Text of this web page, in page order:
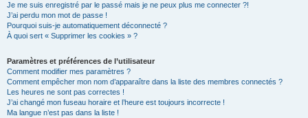
Je me suis enregistré par le passé mais je ne peux plus me connecter ?!
J’ai perdu mon mot de passe !
Pourquoi suis-je automatiquement déconnecté ?
À quoi sert « Supprimer les cookies » ?
Paramètres et préférences de l’utilisateur
Comment modifier mes paramètres ?
Comment empêcher mon nom d’apparaître dans la liste des membres connectés ?
Les heures ne sont pas correctes !
J’ai changé mon fuseau horaire et l’heure est toujours incorrecte !
Ma langue n’est pas dans la liste !